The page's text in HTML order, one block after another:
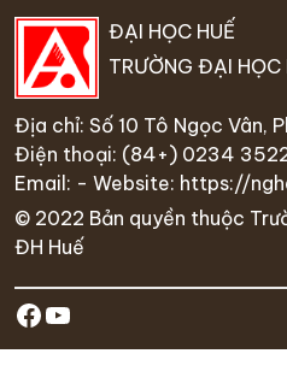
ĐẠI HỌC HUẾ
TRƯỜNG ĐẠI HỌC
Địa chỉ: Số 10 Tô Ngọc Vân,
Điện thoại: (84+) 0234 35
Email: - Website: https://
© 2022 Bản quyền thuộc
ĐH Huế
https://
Youtube